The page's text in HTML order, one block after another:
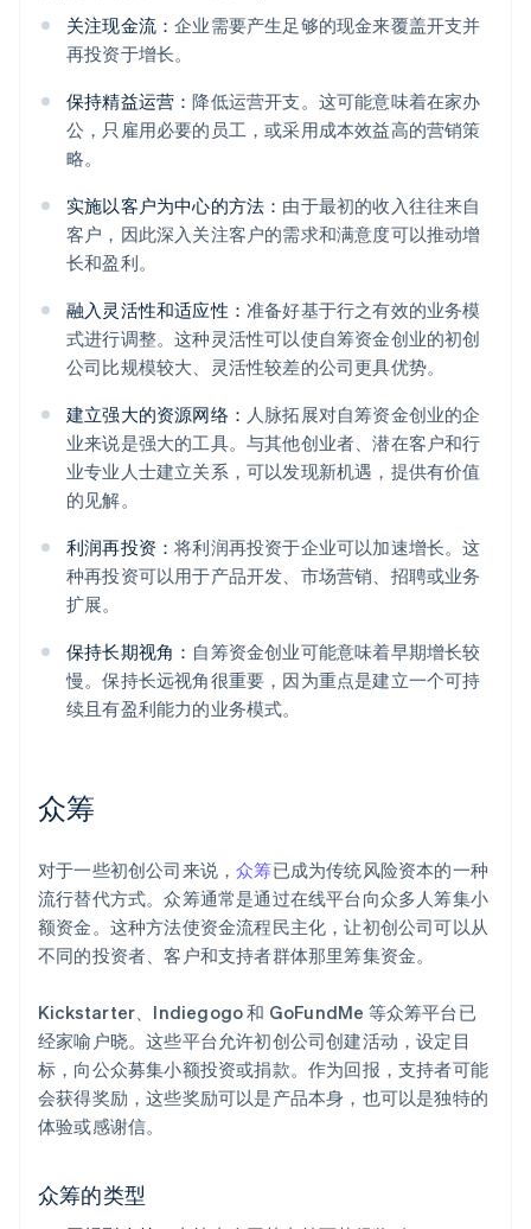
关注现金流：企业需要产生足够的现金来覆盖开支并
再投资于增长。
保持精益运营：降低运营开支。这可能意味着在家办
公，只雇用必要的员工，或采用成本效益高的营销策
略。
实施以客户为中心的方法： 由于最初的收入往往来自
客户，因此深入关注客户的需求和满意度可以推动增
长和盈利。
融入灵活性和适应性： 准备好基于行之有效的业务模
式进行调整。这种灵活性可以使自筹资金创业的初创
公司比规模较大、灵活性较差的公司更具优势。
建立强大的资源网络： 人脉拓展对自筹资金创业的企
业来说是强大的工具。与其他创业者、潜在客户和行
业专业人士建立关系，可以发现新机遇，提供有价值
的见解。
利润再投资：将利润再投资于企业可以加速增长。这
种再投资可以用于产品开发、市场营销、招聘或业务
扩展。
保持长期视角： 自筹资金创业可能意味着早期增长较
慢。保持长远视角很重要，因为重点是建立一个可持
续且有盈利能力的业务模式。
众筹
对于一些初创公司来说，众筹已成为传统风险资本的一种
流行替代方式。众筹通常是通过在线平台向众多人筹集小
额资金。这种方法使资金流程民主化，让初创公司可以从
不同的投资者、客户和支持者群体那里筹集资金。
Kickstarter、Indiegogo 和 GoFundMe 等众筹平台已
经家喻户晓。这些平台允许初创公司创建活动，设定目
标，向公众募集小额投资或捐款。作为回报，支持者可能
会获得奖励，这些奖励可以是产品本身，也可以是独特的
体验或感谢信。
众筹的类型